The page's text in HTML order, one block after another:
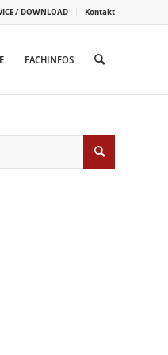
/ DOWNLOAD Kontakt
FACHINFOS